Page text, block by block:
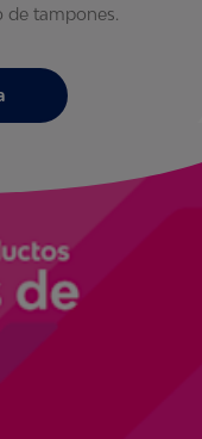
de tampones.